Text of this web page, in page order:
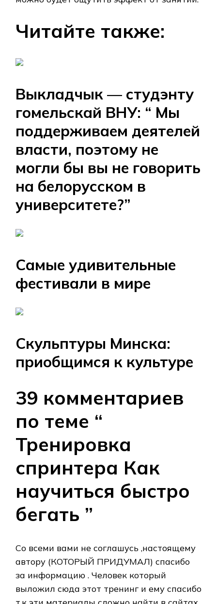
Читайте также:
Выкладчык — студэнту
гомельскай ВНУ: “ Мы
поддерживаем деятелей
власти, поэтому не
могли бы вы не говорить
на белорусском в
университете?”
Самые удивительные
фестивали в мире
Скульптуры Минска:
приобщимся к культуре
39 комментариев
по теме “
Тренировка
спринтера Как
научиться быстро
бегать ”
Со всеми вами не соглашусь ,настоящему
автору (КОТОРЫЙ ПРИДУМАЛ) спасибо
за информацию . Человек который
выложил сюда этот тренинг и ему спасибо